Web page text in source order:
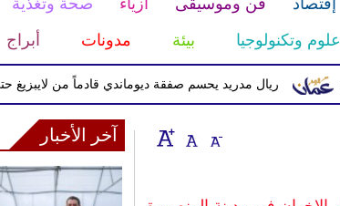
إقتصاد فن وموسيقى أزياء صحة وتغذية
علوم وتكنولوجيا بيئة مدونات أبراج
ريال مدريد يحسم صفقة ديوماندي قادماً من لايبزيغ حتى 2033
آخر الأخبار